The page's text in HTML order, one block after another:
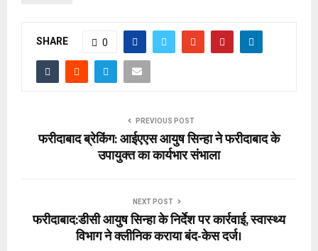
SHARE 0
PREVIOUS POST
फरीदाबाद ब्रेकिंग: आईएएस आयुष सिन्हा ने फरीदाबाद के
उपायुक्त का कार्यभार संभाला
NEXT POST
फरीदाबाद:डीसी आयुष सिन्हा के निर्देश पर कार्रवाई, स्वास्थ्य
विभाग ने क्लीनिक कराया बंद-केस दर्ज।